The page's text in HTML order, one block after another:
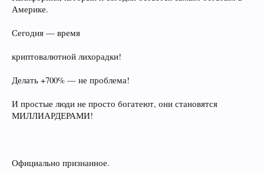
Америке.
Сегодня — время
криптовалютной лихорадки!
Делать +700% — не проблема!
И простые люди не просто богатеют, они становятся
МИЛЛИАРДЕРАМИ!
Официально признанное.